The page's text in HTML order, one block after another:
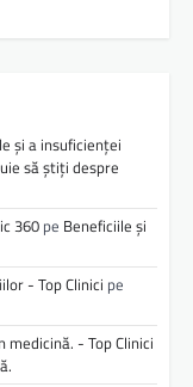
și a insuficienței
să știți despre
360 pe Beneficiile și
- Top Clinici pe
- Top Clinici